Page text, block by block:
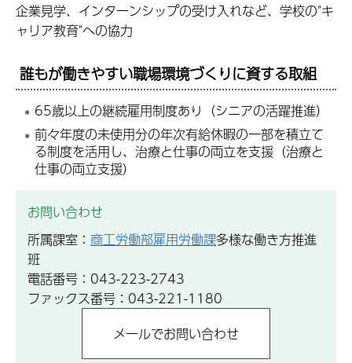
企業見学、インターンシップの受け入れなど、学校の"キ
ャリア教育"への協力
誰もが働きやすい職場環境づくりに資する取組
65歳以上の継続雇用制度あり（シニアの活躍推進）
前々年度の未使用分の年次有給休暇の一部を積立て
る制度を活用し、治療と仕事の両立を支援（治療と
仕事の両立支援）
お問い合わせ
所属課室： 商工労働部雇用労働課多様な働き方推進
班
電話番号：043-223-2743
ファックス番号：043-221-1180